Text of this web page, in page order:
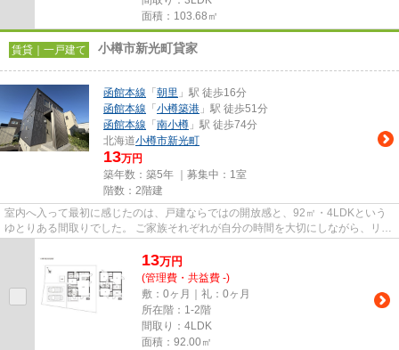
面積：103.68㎡
賃貸｜一戸建て 小樽市新光町貸家
函館本線 「 朝里 」駅 徒歩16分
函館本線 「 小樽築港 」駅 徒歩51分
函館本線 「 南小樽 」駅 徒歩74分
北海道小樽市新光町
13万円
築年数：築5年 ｜募集中： 1室
階数：2階建
室内へ入って最初に感じたのは、戸建ならではの開放感と、92㎡・4LDKという
ゆとりある間取りでした。 ご家族それぞれが自分の時間を大切にしながら、リビ
13万円
(管理費・共益費 -)
敷：0ヶ月｜礼：0ヶ月
所在階：1-2階
間取り：4LDK
面積：92.00㎡